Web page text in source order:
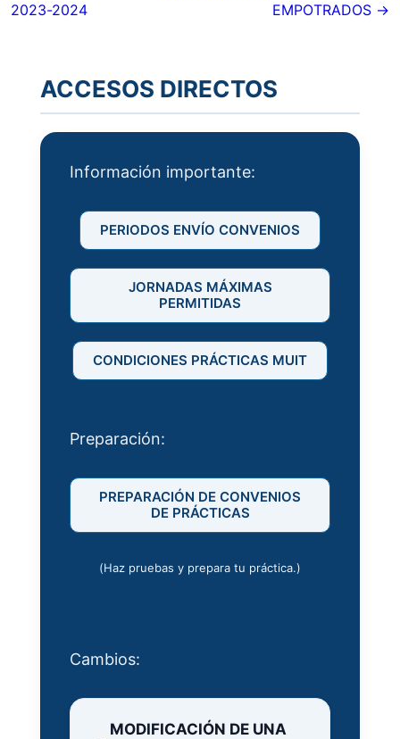
2023-2024
EMPOTRADOS →
ACCESOS DIRECTOS
Información importante:
PERIODOS ENVÍO CONVENIOS
JORNADAS MÁXIMAS
PERMITIDAS
CONDICIONES PRÁCTICAS MUIT
Preparación:
PREPARACIÓN DE CONVENIOS
DE PRÁCTICAS
(Haz pruebas y prepara tu práctica.)
Cambios:
MODIFICACIÓN DE UNA